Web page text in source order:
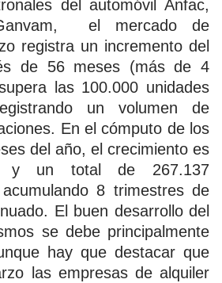
del automóvil Anfac,
el mercado de
registra un incremento del
de 56 meses (más de 4
las 100.000 unidades
un volumen de
En el cómputo de los
del año, el crecimiento es
y un total de 267.137
8 trimestres de
El buen desarrollo del
se debe principalmente
hay que destacar que
las empresas de alquiler